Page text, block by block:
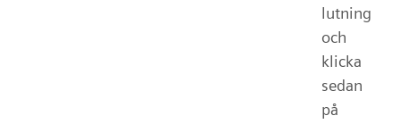
lutning
och
klicka
sedan
på